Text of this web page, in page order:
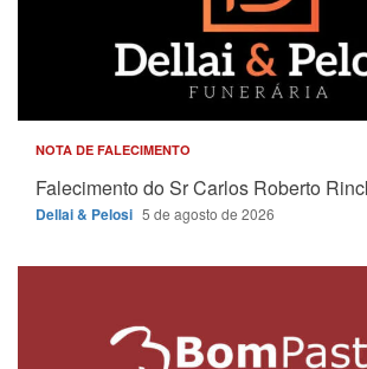
NOTA DE FALECIMENTO
Falecimento do Sr Carlos Roberto
Dellai & Pelosi 5 de agosto de 2026